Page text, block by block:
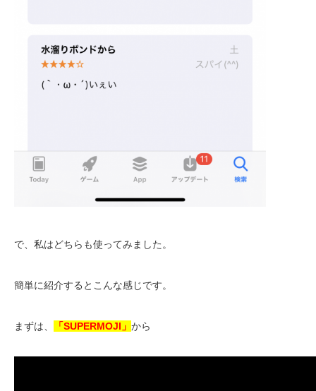
で、私はどちらも使ってみました。
簡単に紹介するとこんな感じです。
まずは、 「SUPERMOJI」 から